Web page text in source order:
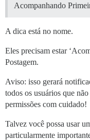
Acompanhando
A dica está no nome.
Eles precisam estar
Postagem.
Aviso: isso gerará
todos os usuários que
permissões com cuidado!
Talvez você possa usar
particularmente